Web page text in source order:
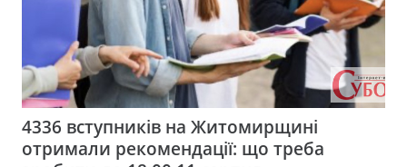
4336 вступників на Житомирщині
отримали рекомендації: що треба